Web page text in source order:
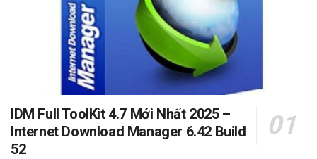
IDM Full ToolKit 4.7 Mới Nhất 2025 –
Internet Download Manager 6.42 Build
52